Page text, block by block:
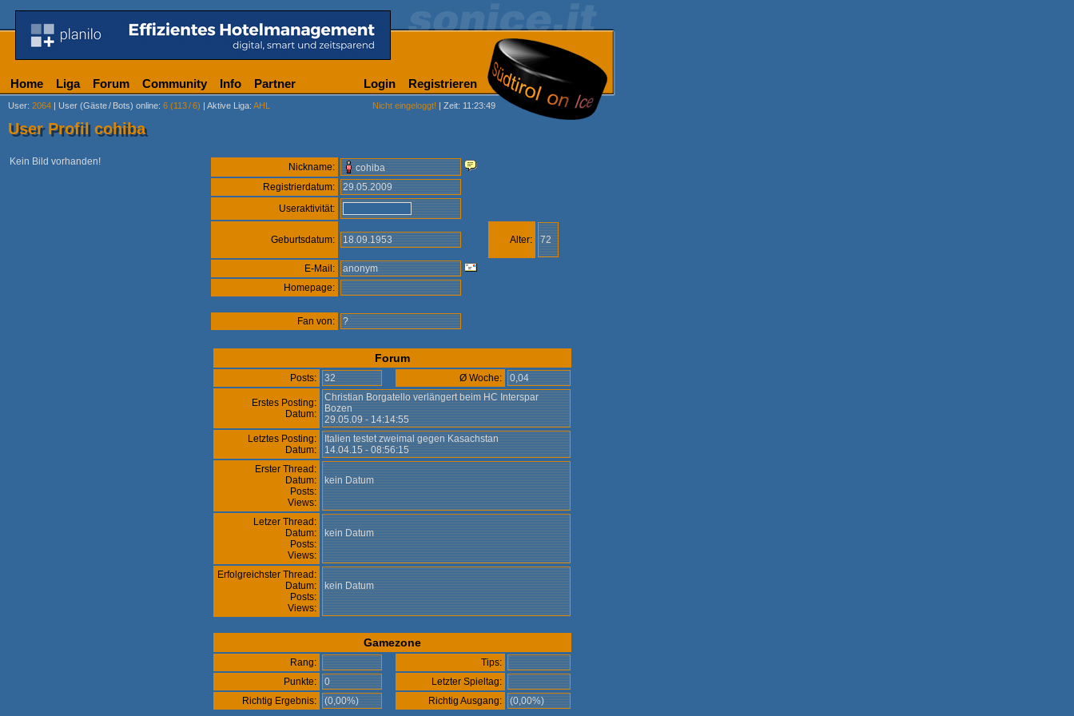
Home Liga Forum Community Info Partner Login Registrieren
User: 2064 | User (Gäste/ Bots) online: 6 (113/6) | Aktive Liga: AHL Nicht eingeloggt! | Zeit: 11:23:49
User Profil cohiba
Kein Bild vorhanden! Nickname:
cohiba
Registrierdatum:
29.05.2009
Useraktivität:
Geburtsdatum: 18.09.1953 Alter: 72
E-Mail:
anonym
Homepage:
Fan von: ?
Forum
Posts: 32 Ø Woche: 0,04
Erstes Posting:
Datum:
Christian Borgatello verlängert beim HC Interspar
Bozen
29.05.09 - 14:14:55
Letztes Posting:
Datum:
Italien testet zweimal gegen Kasachstan
14.04.15 - 08:56:15
Erster Thread:
Datum:
Posts:
Views:
kein Datum
Letzer Thread:
Datum:
Posts:
Views:
kein Datum
Erfolgreichster Thread:
Datum:
Posts:
Views:
kein Datum
Gamezone
Rang:
Tips:
Punkte:
0
Letzter Spieltag:
Richtig Ergebnis:
(0,00%) Richtig Ausgang: (0,00%)